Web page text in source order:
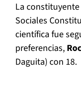
La
Sociales
científica fue
preferencias,
Daguita) con 18.